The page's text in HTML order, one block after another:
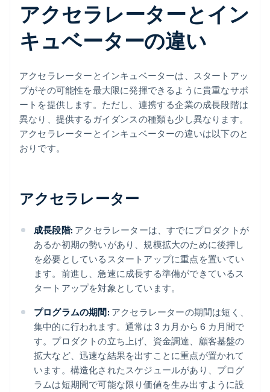
アクセラレーターとイン
キュベーターの違い
アクセラレーターとインキュベーターは、スタートアッ
プがその可能性を最大限に発揮できるように貴重なサポ
ートを提供します。ただし、連携する企業の成長段階は
異なり、提供するガイダンスの種類も少し異なります。
アクセラレーターとインキュベーターの違いは以下のと
おりです。
アクセラレーター
成長段階: アクセラレーターは、すでにプロダクトが
あるか初期の勢いがあり、規模拡大のために後押し
を必要としているスタートアップに重点を置いてい
ます。前進し、急速に成長する準備ができているス
タートアップを対象としています。
プログラムの期間: アクセラレーターの期間は短く、
集中的に行われます。通常は 3 カ月から 6 カ月間で
す。プロダクトの立ち上げ、資金調達、顧客基盤の
拡大など、迅速な結果を出すことに重点が置かれて
います。構造化されたスケジュールがあり、プログ
ラムは短期間で可能な限り価値を生み出すように設